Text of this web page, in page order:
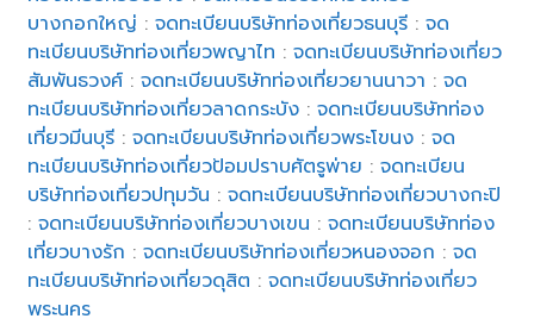
บางกอกใหญ่ :จดทะเบียนบริษัทท่องเที่ยวธนบุรี :จด
ทะเบียนบริษัทท่องเที่ยวพญาไท :จดทะเบียนบริษัทท่องเที่ยว
สัมพันธวงศ์ :จดทะเบียนบริษัทท่องเที่ยวยานนาวา :จด
ทะเบียนบริษัทท่องเที่ยวลาดกระบัง :จดทะเบียนบริษัทท่อง
เที่ยวมีนบุรี :จดทะเบียนบริษัทท่องเที่ยวพระโขนง :จด
ทะเบียนบริษัทท่องเที่ยวป้อมปราบศัตรูพ่าย :จดทะเบียน
บริษัทท่องเที่ยวปทุมวัน :จดทะเบียนบริษัทท่องเที่ยวบางกะปิ
:จดทะเบียนบริษัทท่องเที่ยวบางเขน :จดทะเบียนบริษัทท่อง
เที่ยวบางรัก :จดทะเบียนบริษัทท่องเที่ยวหนองจอก :จด
ทะเบียนบริษัทท่องเที่ยวดุสิต :จดทะเบียนบริษัทท่องเที่ยว
พระนคร